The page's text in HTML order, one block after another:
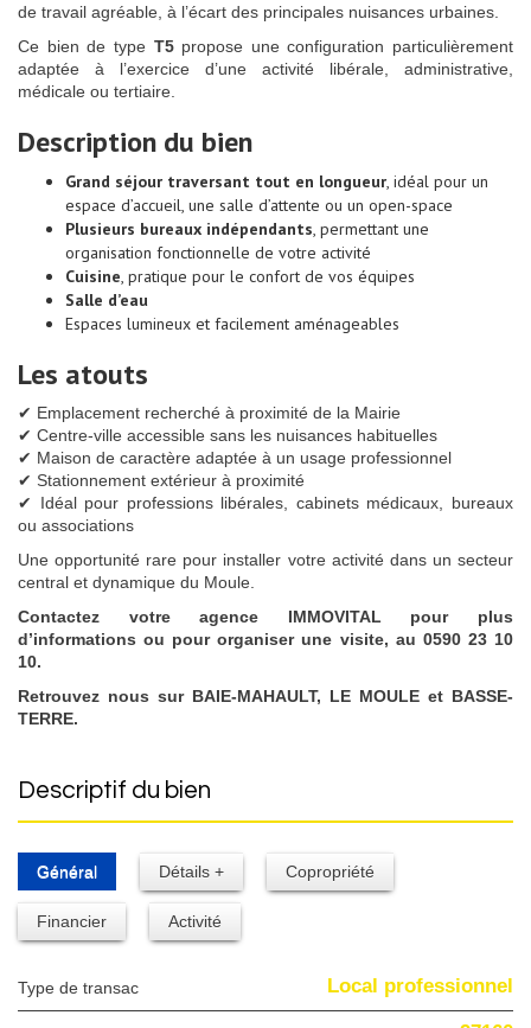
de travail agréable, à l’écart des principales nuisances urbaines.
Ce bien de type T5propose une configuration particulièrement
adaptée à l’exercice d’une activité libérale, administrative,
médicale ou tertiaire.
Description du bien
Grand séjour traversant tout en longueur , idéal pour un
espace d’accueil, une salle d’attente ou un open-space
Plusieurs bureaux indépendants , permettant une
organisation fonctionnelle de votre activité
Cuisine , pratique pour le confort de vos équipes
Salle d’eau
Espaces lumineux et facilement aménageables
Les atouts
✔ Emplacement recherché à proximité de la Mairie
✔ Centre-ville accessible sans les nuisances habituelles
✔ Maison de caractère adaptée à un usage professionnel
✔ Stationnement extérieur à proximité
✔ Idéal pour professions libérales, cabinets médicaux, bureaux
ou associations
Une opportunité rare pour installer votre activité dans un secteur
central et dynamique du Moule.
Contactez votre agence IMMOVITAL pour plus
d’informations ou pour organiser une visite, au 0590 23 10
10.
Retrouvez nous sur BAIE-MAHAULT, LE MOULE et BASSE-
TERRE.
descriptif du bien
Général Détails + Copropriété
Financier Activité
Type de transac Local professionnel